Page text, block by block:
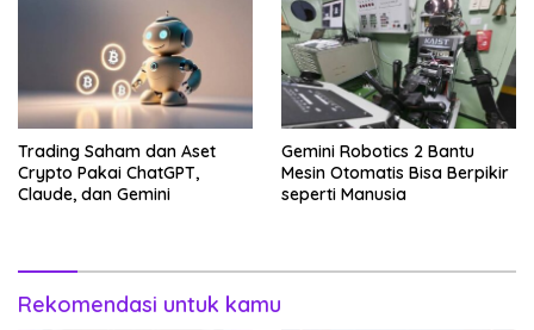
Trading Saham dan Aset
Crypto Pakai ChatGPT,
Claude, dan Gemini
Gemini Robotics 2 Bantu
Mesin Otomatis Bisa Berpikir
seperti Manusia
Rekomendasi untuk kamu